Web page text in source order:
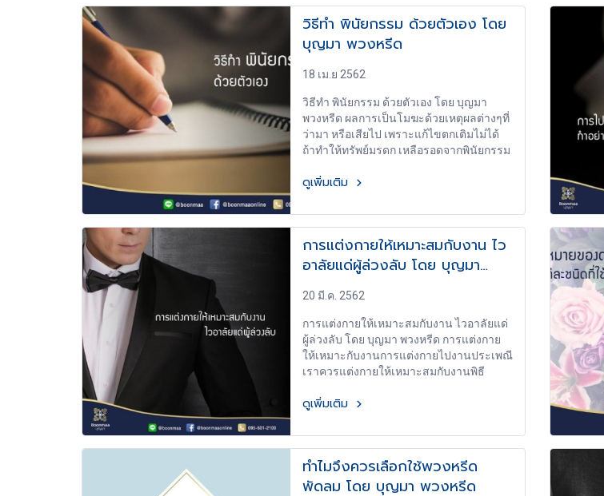
ตะวันรุ่ง เป็นพิธีศพสำหรับสามัญชนทั่วไป
ยกเว้นเด็กอายุต่ำกว่า 18 ปี สตรีตั้งครรภ์ คน
ที่ตายจากโรคติดต่อหรืออุบัติเหตุ ส่วนการฝัง
ในเจดีย์หรือเผาจะสงวนไว้สำหรับพระงามะ
ตำแหน่งสูงๆเท่านั้น
วิธีทำ พินัยกรรม ด้วยตัวเอง โดย
บุญมา พวงหรีด
18 เม.ย 2562
วิธีทำ พินัยกรรม ด้วยตัวเอง โดย บุญมา
พวงหรีด ผลการเป็นโมฆะด้วยเหตุผลต่างๆที่
ว่ามา หรือเสียไป เพราะแก้ไขตกเติมไม่ได้
ถ้าทำให้ทรัพย์มรดก เหลือรอดจากพินัยกรรม
ก็ตกแก่ทายาทโดยธรรม ถ้ามี หากไม่มี ก็ตก
เอกสาร คือทำเป็นหนังสือ ใช้ภาษาไทย หรือ
ต่างประเทศก็ได้ (มีสำเนาเก็บไว้ด้วย สำเนา
ถ่ายเอกสารก็ได้) 2.เขียนด้วยลายมือของตัว
เองทั้งฉบับ อย่าใช้คนอื่นเขียน อย่าใช้วิธี
พิมพ์ (จะเป็นโมฆะ) ใครเขียนหนังสือไม่ได้
หมดสิทธิ์ 3.จะมีพยานหรือไม่มีก็ได้ กฎหมาย
(ไม่ทันตายง่ายๆ)เป็นพยานซัก 2 คนก็ดี
ป้องกันใครเถียงภายหลังว่า ไม่ได้ทำ
พินัยกรรม หรือคนเซ็นปลอม แล้วไม่มีพยาน
ตัวเป็นๆมายืนยัน 4.ต้องลงวัน เดือน ปี ขณะ
พินัยกรรม ว่าไม่เลอะเลือนฟั่นเฟือนในเวลา
ก่อนหรือหลังฉบับอื่น ถ้าหากมี ขืนไม่ลงวันที
ชื่อ ผู้ทำพินัยกรรม ใช้ลายพิมพ์นิ้วมือ หรือ
เครื่องหมายอย่างอื่นไม่ได้เด็ดขาด ไม่ลงชื่อ
ดูเพิ่มเติม
การแต่งกายให้เหมาะสมกับงาน ไว
อาลัยแด่ผู้ล่วงลับ โดย บุญมา
พวงหรีด
20 มี.ค. 2562
การแต่งกายให้เหมาะสมกับงาน ไวอาลัยแด่
ผู้ล่วงลับ โดย บุญมา พวงหรีด การแต่งกาย
ให้เหมาะกับงานการแต่งกายไปงานประเพณี
เราควรแต่งกายให้เหมาะสมกับงานพิธี
เชื่อถือ ความศรัทธา และความเคารพต่อ
แต่งด้วยเสื้อผ้าชุดสีดำ เพื่อเป็นการไว้อาลัย
ให้กับผู้ตาย ไม่ควรสวมเสื้อผ้าสีสันฉูดฉาด
เพราะเปรียบเหมือนการไม่เกียรติทั้งผู้ตาย
และเจ้าภาพผู้จัดงาน
ดูเพิ่มเติม
ทำไมจึงควรเลือกใช้พวงหรีด
พัดลม โดย บุญมา พวงหรีด